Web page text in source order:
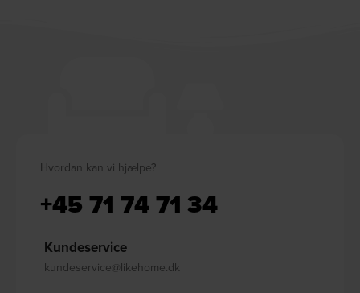
Hvordan kan vi hjælpe?
+45 71 74 71 34
Kundeservice
kundeservice@likehome.dk